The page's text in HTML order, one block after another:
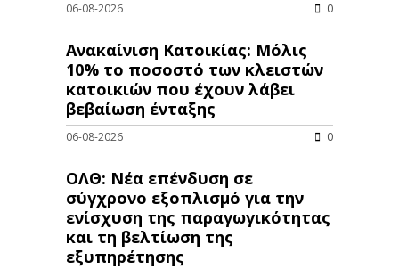
06-08-2026 0
Ανακαίνιση Κατοικίας: Μόλις
10% το ποσοστό των κλειστών
κατοικιών που έχουν λάβει
βεβαίωση ένταξης
06-08-2026 0
ΟΛΘ: Νέα επένδυση σε
σύγχρονο εξοπλισμό για την
ενίσχυση της παραγωγικότητας
και τη βελτίωση της
εξυπηρέτησης